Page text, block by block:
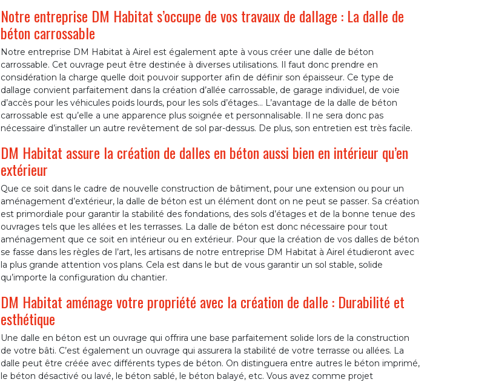
Notre entreprise DM Habitat s’occupe de vos travaux de dallage : La dalle de
béton carrossable
Notre entreprise DM Habitat à Airel est également apte à vous créer une dalle de béton
carrossable. Cet ouvrage peut être destinée à diverses utilisations. Il faut donc prendre en
considération la charge quelle doit pouvoir supporter afin de définir son épaisseur. Ce type de
dallage convient parfaitement dans la création d’allée carrossable, de garage individuel, de voie
d’accès pour les véhicules poids lourds, pour les sols d’étages… L’avantage de la dalle de béton
carrossable est qu’elle a une apparence plus soignée et personnalisable. Il ne sera donc pas
nécessaire d’installer un autre revêtement de sol par-dessus. De plus, son entretien est très facile.
DM Habitat assure la création de dalles en béton aussi bien en intérieur qu’en
extérieur
Que ce soit dans le cadre de nouvelle construction de bâtiment, pour une extension ou pour un
aménagement d’extérieur, la dalle de béton est un élément dont on ne peut se passer. Sa création
est primordiale pour garantir la stabilité des fondations, des sols d’étages et de la bonne tenue des
ouvrages tels que les allées et les terrasses. La dalle de béton est donc nécessaire pour tout
aménagement que ce soit en intérieur ou en extérieur. Pour que la création de vos dalles de béton
se fasse dans les règles de l’art, les artisans de notre entreprise DM Habitat à Airel étudieront avec
la plus grande attention vos plans. Cela est dans le but de vous garantir un sol stable, solide
qu’importe la configuration du chantier.
DM Habitat aménage votre propriété avec la création de dalle : Durabilité et
esthétique
Une dalle en béton est un ouvrage qui offrira une base parfaitement solide lors de la construction
de votre bâti. C’est également un ouvrage qui assurera la stabilité de votre terrasse ou allées. La
dalle peut être créée avec différents types de béton. On distinguera entre autres le béton imprimé,
le béton désactivé ou lavé, le béton sablé, le béton balayé, etc. Vous avez comme projet